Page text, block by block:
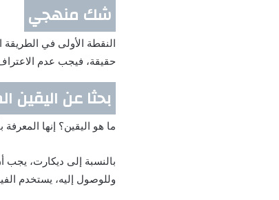
شك منهجي
النقطة الأولى في الطريقة
حقيقة، فيجب عدم
بحثا عن اليقين
ما هو اليقين؟ إنها
بالنسبة إلى ديكارت،
وللوصول إليه، يستخدم